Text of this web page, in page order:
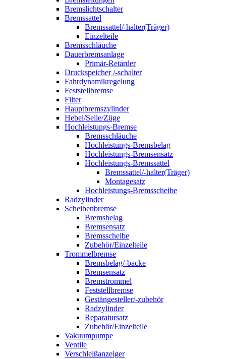
Bremslichtschalter
Bremssattel
Bremssattel/-halter(Träger)
Einzelteile
Bremsschläuche
Dauerbremsanlage
Primär-Retarder
Druckspeicher /-schalter
Fahrdynamikregelung
Feststellbremse
Filter
Hauptbremszylinder
Hebel/Seile/Züge
Hochleistungs-Bremse
Bremsschläuche
Hochleistungs-Bremsbelag
Hochleistungs-Bremsensatz
Hochleistungs-Bremssattel
Bremssattel/-halter(Träger)
Montagesatz
Hochleistungs-Bremsscheibe
Radzylinder
Scheibenbremse
Bremsbelag
Bremsensatz
Bremsscheibe
Zubehör/Einzelteile
Trommelbremse
Bremsbelag/-backe
Bremsensatz
Bremstrommel
Feststellbremse
Gestängesteller/-zubehör
Radzylinder
Reparatursatz
Zubehör/Einzelteile
Vakuumpumpe
Ventile
Verschleißanzeiger